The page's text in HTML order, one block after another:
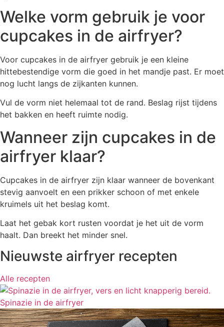
Welke vorm gebruik je voor
cupcakes in de airfryer?
Voor cupcakes in de airfryer gebruik je een kleine
hittebestendige vorm die goed in het mandje past. Er moet
nog lucht langs de zijkanten kunnen.
Vul de vorm niet helemaal tot de rand. Beslag rijst tijdens
het bakken en heeft ruimte nodig.
Wanneer zijn cupcakes in de
airfryer klaar?
Cupcakes in de airfryer zijn klaar wanneer de bovenkant
stevig aanvoelt en een prikker schoon of met enkele
kruimels uit het beslag komt.
Laat het gebak kort rusten voordat je het uit de vorm
haalt. Dan breekt het minder snel.
Nieuwste airfryer recepten
Alle recepten
Spinazie in de airfryer